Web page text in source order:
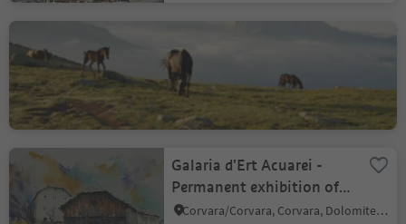
Dolomites – UNESCO
World Heritage
Galaria d'Ert Acuarei -
Permanent exhibition of
paintings
Corvara/Corvara, Corvara, Dolomites Region Alta Badia